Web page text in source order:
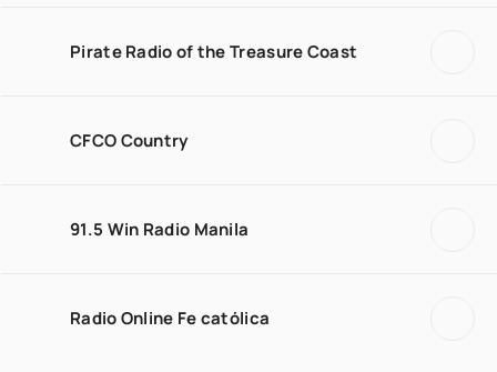
Pirate Radio of the Treasure Coast
CFCO Country
91.5 Win Radio Manila
Radio Online Fe católica